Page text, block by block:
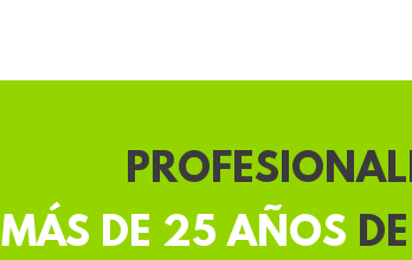
MÁS DE 25 AÑOS